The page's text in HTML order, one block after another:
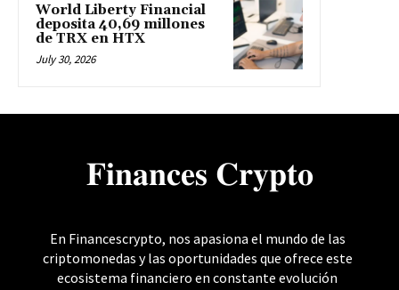
World Liberty Financial
deposita 40,69 millones
de TRX en HTX
July 30, 2026
𝐅𝐢𝐧𝐚𝐧𝐜𝐞𝐬 𝐂𝐫𝐲𝐩𝐭𝐨
En Financescrypto, nos apasiona el mundo de las
criptomonedas y las oportunidades que ofrece este
ecosistema financiero en constante evolución